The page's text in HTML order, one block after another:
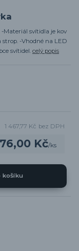
Materiál svítidla je kov
-Vhodné na LED
svítidel. celý popis
Kč/ks
1 467,77 Kč bez DPH
košíku